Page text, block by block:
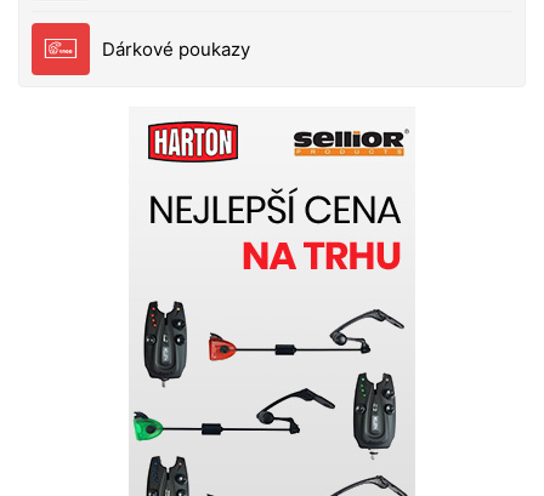
Dárkové poukazy